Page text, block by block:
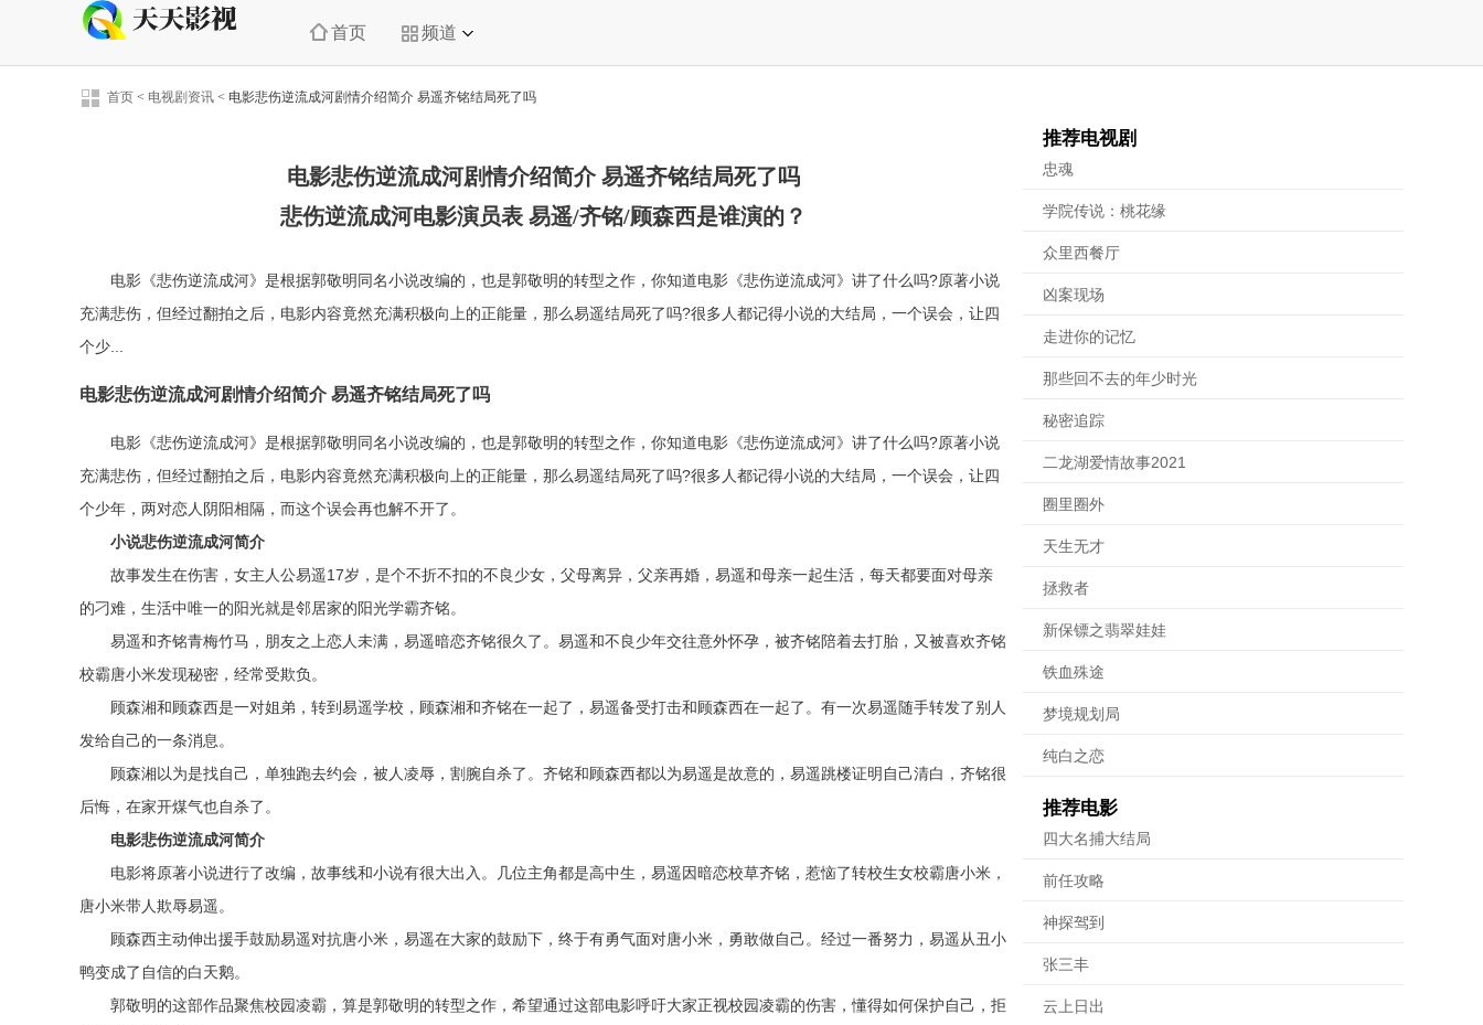
首页 频道
首页 < 电视剧资讯 < 电影悲伤逆流成河剧情介绍简介 易遥齐铭结局死了吗
电影悲伤逆流成河剧情介绍简介 易遥齐铭结局死了吗
悲伤逆流成河电影演员表 易遥/齐铭/顾森西是谁演的？
电影《悲伤逆流成河》是根据郭敬明同名小说改编的，也是郭敬明的转型之作，你知道电影《悲伤逆流成河》讲了什么吗?原著小说
充满悲伤，但经过翻拍之后，电影内容竟然充满积极向上的正能量，那么易遥结局死了吗?很多人都记得小说的大结局，一个误会，让四
个少...
电影悲伤逆流成河剧情介绍简介 易遥齐铭结局死了吗
电影《悲伤逆流成河》是根据郭敬明同名小说改编的，也是郭敬明的转型之作，你知道电影《悲伤逆流成河》讲了什么吗?原著小说
充满悲伤，但经过翻拍之后，电影内容竟然充满积极向上的正能量，那么易遥结局死了吗?很多人都记得小说的大结局，一个误会，让四
个少年，两对恋人阴阳相隔，而这个误会再也解不开了。
小说悲伤逆流成河简介
故事发生在伤害，女主人公易遥17岁，是个不折不扣的不良少女，父母离异，父亲再婚，易遥和母亲一起生活，每天都要面对母亲
的刁难，生活中唯一的阳光就是邻居家的阳光学霸齐铭。
易遥和齐铭青梅竹马，朋友之上恋人未满，易遥暗恋齐铭很久了。易遥和不良少年交往意外怀孕，被齐铭陪着去打胎，又被喜欢齐铭
校霸唐小米发现秘密，经常受欺负。
顾森湘和顾森西是一对姐弟，转到易遥学校，顾森湘和齐铭在一起了，易遥备受打击和顾森西在一起了。有一次易遥随手转发了别人
发给自己的一条消息。
顾森湘以为是找自己，单独跑去约会，被人凌辱，割腕自杀了。齐铭和顾森西都以为易遥是故意的，易遥跳楼证明自己清白，齐铭很
后悔，在家开煤气也自杀了。
电影悲伤逆流成河简介
电影将原著小说进行了改编，故事线和小说有很大出入。几位主角都是高中生，易遥因暗恋校草齐铭，惹恼了转校生女校霸唐小米，
唐小米带人欺辱易遥。
顾森西主动伸出援手鼓励易遥对抗唐小米，易遥在大家的鼓励下，终于有勇气面对唐小米，勇敢做自己。经过一番努力，易遥从丑小
鸭变成了自信的白天鹅。
郭敬明的这部作品聚焦校园凌霸，算是郭敬明的转型之作，希望通过这部电影呼吁大家正视校园凌霸的伤害，懂得如何保护自己，拒
推荐电视剧
忠魂
学院传说：桃花缘
众里西餐厅
凶案现场
走进你的记忆
那些回不去的年少时光
秘密追踪
二龙湖爱情故事2021
圈里圈外
天生无才
拯救者
新保镖之翡翠娃娃
铁血殊途
梦境规划局
纯白之恋
推荐电影
四大名捕大结局
前任攻略
神探驾到
张三丰
云上日出